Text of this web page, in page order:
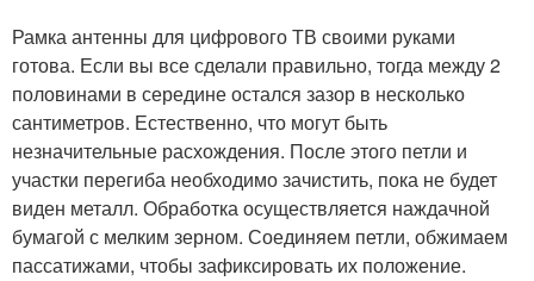
Рамка антенны для цифрового ТВ своими руками
готова. Если вы все сделали правильно, тогда между 2
половинами в середине остался зазор в несколько
сантиметров. Естественно, что могут быть
незначительные расхождения. После этого петли и
участки перегиба необходимо зачистить, пока не будет
виден металл. Обработка осуществляется наждачной
бумагой с мелким зерном. Соединяем петли, обжимаем
пассатижами, чтобы зафиксировать их положение.